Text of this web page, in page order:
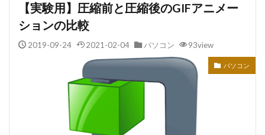
【実験用】圧縮前と圧縮後のGIFアニメー
ションの比較
2019-09-24 2021-02-04 パソコン 93view
パソコン